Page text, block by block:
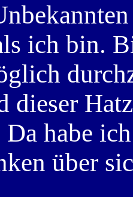
ich bin.
dieser
habe
über